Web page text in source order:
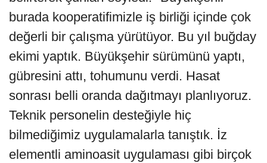
burada kooperatifimizle iş birliği içinde çok
değerli bir çalışma yürütüyor. Bu yıl buğday
ekimi yaptık. Büyükşehir sürümünü yaptı,
gübresini attı, tohumunu verdi. Hasat
sonrası belli oranda dağıtmayı planlıyoruz.
Teknik personelin desteğiyle hiç
bilmediğimiz uygulamalarla tanıştık. İz
elementli aminoasit uygulaması gibi birçok